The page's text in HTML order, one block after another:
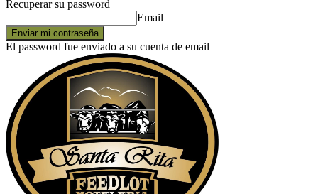
Recuperar su password
Email
El password fue enviado a su cuenta de email